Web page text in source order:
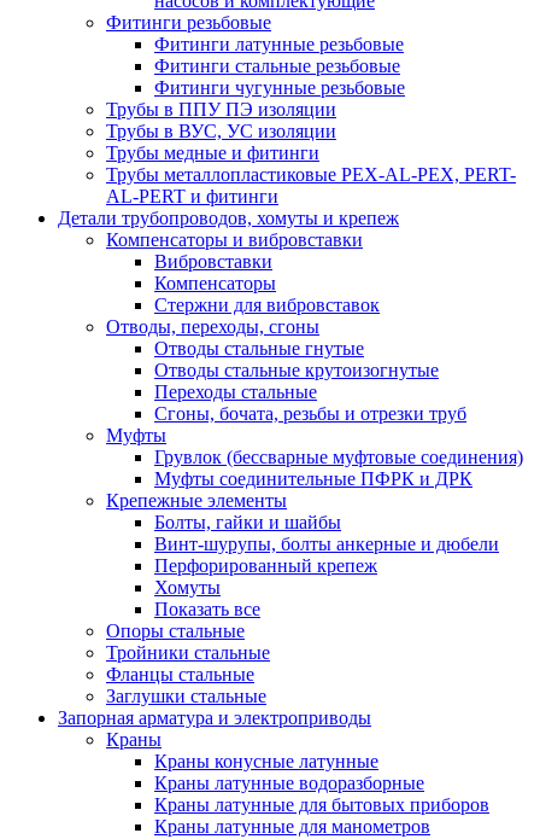
Фитинги резьбовые
Фитинги латунные резьбовые
Фитинги стальные резьбовые
Фитинги чугунные резьбовые
Трубы в ППУ ПЭ изоляции
Трубы в ВУС, УС изоляции
Трубы медные и фитинги
Трубы металлопластиковые PEX-AL-PEX, PERT-
AL-PERT и фитинги
Детали трубопроводов, хомуты и крепеж
Компенсаторы и вибровставки
Вибровставки
Компенсаторы
Стержни для вибровставок
Отводы, переходы, сгоны
Отводы стальные гнутые
Отводы стальные крутоизогнутые
Переходы стальные
Сгоны, бочата, резьбы и отрезки труб
Муфты
Грувлок (бессварные муфтовые соединения)
Муфты соединительные ПФРК и ДРК
Крепежные элементы
Болты, гайки и шайбы
Винт-шурупы, болты анкерные и дюбели
Перфорированный крепеж
Хомуты
Показать все
Опоры стальные
Тройники стальные
Фланцы стальные
Заглушки стальные
Запорная арматура и электроприводы
Краны
Краны конусные латунные
Краны латунные водоразборные
Краны латунные для бытовых приборов
Краны латунные для манометров